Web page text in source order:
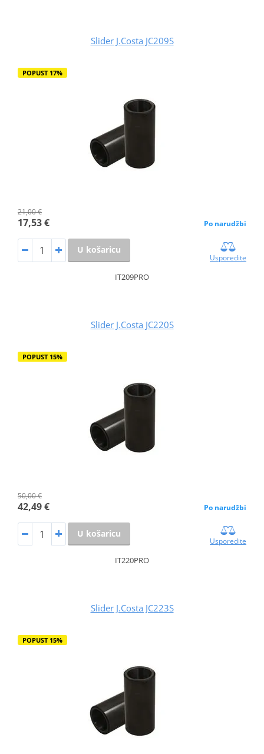
Slider J.Costa JC209S
POPUST 17%
21,00 €
17,53 € Po narudžbi
U košaricu
Usporedite
IT209PRO
Slider J.Costa JC220S
POPUST 15%
50,00 €
42,49 € Po narudžbi
U košaricu
Usporedite
IT220PRO
Slider J.Costa JC223S
POPUST 15%